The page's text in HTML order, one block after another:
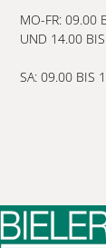
MO-FR: 09.00
UND 14.00
SA: 09.00 BIS